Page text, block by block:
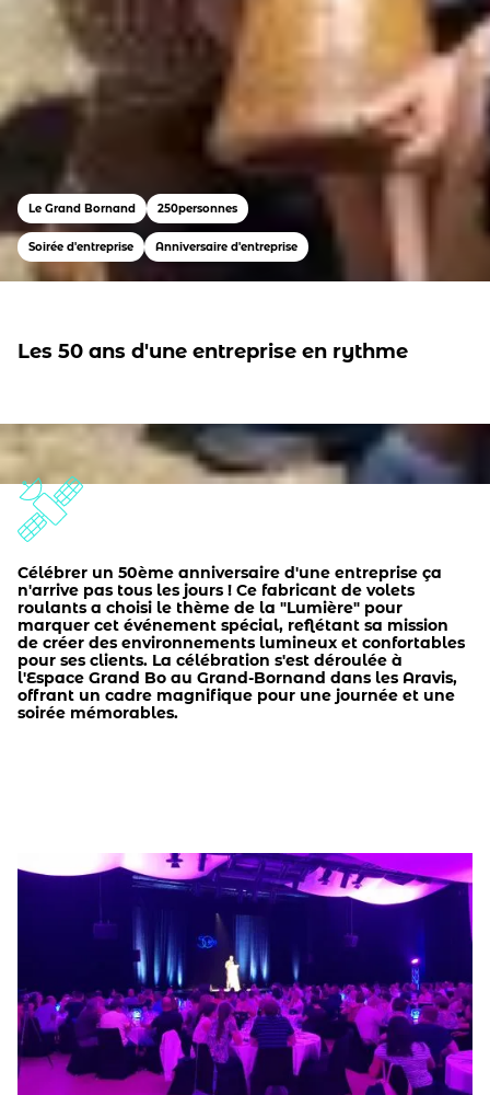
Les 50 ans d'une entreprise en rythme
Le Grand Bornand 250personnes
Soirée d'entreprise Anniversaire d'entreprise
Célébrer un 50ème anniversaire d'une entreprise ça
n'arrive pas tous les jours ! Ce fabricant de volets
roulants a choisi le thème de la "Lumière" pour
marquer cet événement spécial, reflétant sa mission
de créer des environnements lumineux et confortables
pour ses clients. La célébration s'est déroulée à
l'Espace Grand Bo au Grand-Bornand dans les Aravis,
offrant un cadre magnifique pour une journée et une
soirée mémorables.